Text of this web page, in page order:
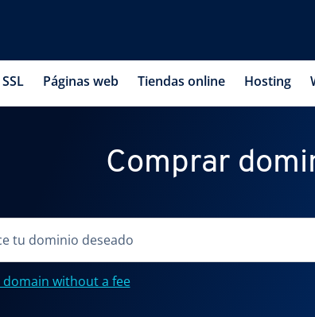
Páginas web Tiendas online Hosting
Comprar
without a fee